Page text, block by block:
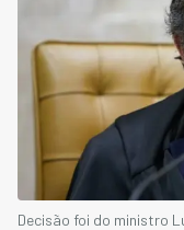
Decisão foi do ministro